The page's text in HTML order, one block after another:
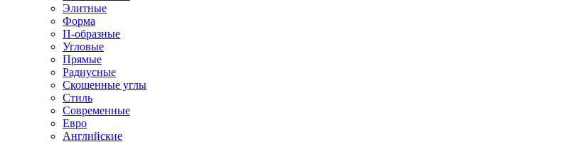
Элитные
Форма
П-образные
Угловые
Прямые
Радиусные
Скошенные углы
Стиль
Современные
Евро
Английские